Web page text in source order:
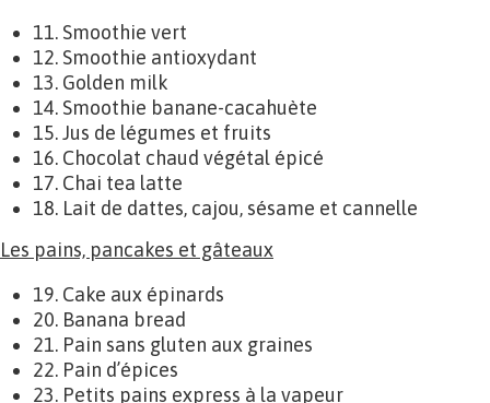
11. Smoothie vert
12. Smoothie antioxydant
13. Golden milk
14. Smoothie banane-cacahuète
15. Jus de légumes et fruits
16. Chocolat chaud végétal épicé
17. Chai tea latte
18. Lait de dattes, cajou, sésame et cannelle
Les pains, pancakes et gâteaux
19. Cake aux épinards
20. Banana bread
21. Pain sans gluten aux graines
22. Pain d’épices
23. Petits pains express à la vapeur